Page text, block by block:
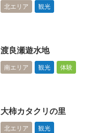
北エリア 観光
渡良瀬遊水地
南エリア 観光 体験
大柿カタクリの里
北エリア 観光